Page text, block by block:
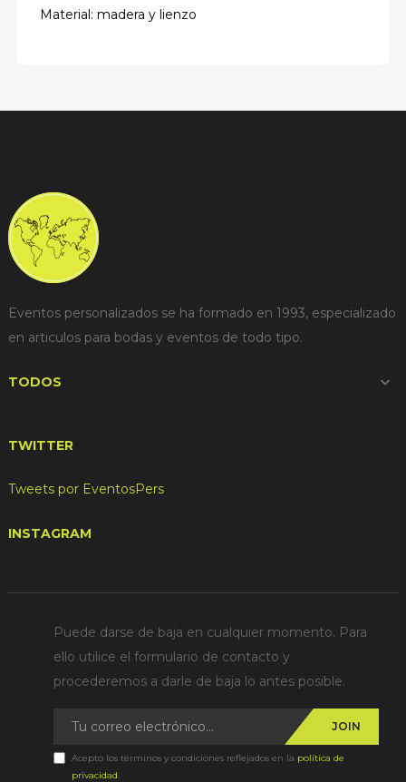
Material: madera y lienzo
Eventos personalizados se ha formado en 1993, especializado
en articulos para bodas y eventos de todo tipo.
TODOS 
TWITTER
Tweets por EventosPers
INSTAGRAM
Puede darse de baja en cualquier momento. Para
ello utilice el formulario de contacto y
procederemos a darle de baja lo antes posible.
JOIN
Acepto los términos y condiciones reflejados en la política de
privacidad.